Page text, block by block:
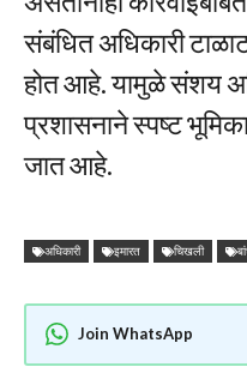
संबंधित अधिकारी
होत आहे. यामुळे संशय
प्रशासनाने स्पष्ट
जात आहे.
अधिकारी इमारत चिखली
Join WhatsApp